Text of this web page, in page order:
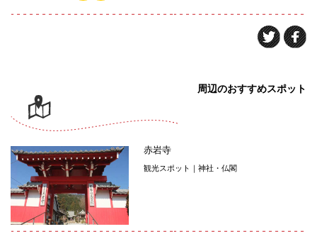
周辺のおすすめスポット
赤岩寺
観光スポット｜神社・仏閣